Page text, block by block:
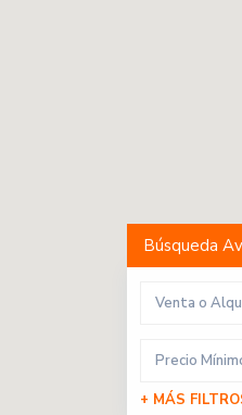
Búsqueda
Venta o
+ MÁS